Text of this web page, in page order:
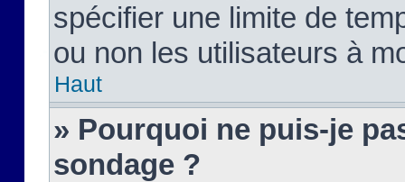
spécifier une limite de
ou non les utilisateurs à
Haut
» Pourquoi ne puis-je
sondage ?